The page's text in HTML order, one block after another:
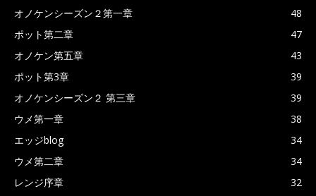
オノケンシーズン２第一章
48
ポット第二章
47
オノケン第五章
43
ポット第3章
39
オノケンシーズン２ 第三章
39
ウメ第一章
38
エッジblog
34
ウメ第二章
34
レンジ序章
32